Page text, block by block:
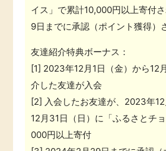
イス」で累計10,000円以上寄付
9日までに承認（ポイント獲得）
友達紹介特典ボーナス：
[1] 2023年12月1日（金）から12
介した友達が入会
[2] 入会したお友達が、2023年
12月31日（日）に「ふるさとチ
000円以上寄付